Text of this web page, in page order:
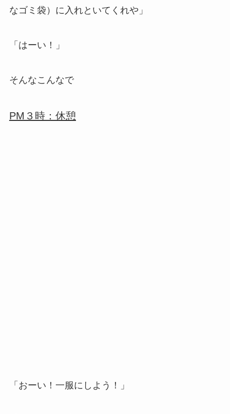
なゴミ袋）に入れといてくれや」
「はーい！」
そんなこんなで
PM３時：休憩
「おーい！一服にしよう！」